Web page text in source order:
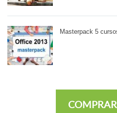
Masterpack 5